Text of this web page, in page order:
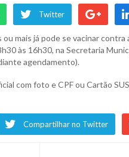
Twitter
mais já pode se vacinar contra
às 16h30, na Secretaria
agendamento).
com foto e CPF ou Cartão
Compartilhar no Twitter